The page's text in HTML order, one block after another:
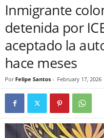
Inmigrante
detenida por
aceptado la
hace meses
Por Felipe Santos - February 17, 2026